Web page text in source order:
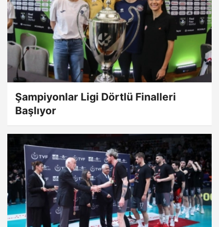
Şampiyonlar Ligi Dörtlü Finalleri
Başlıyor